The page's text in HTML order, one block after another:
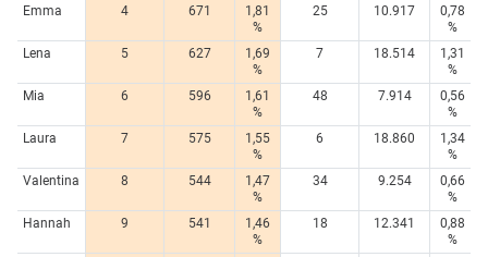
Emma
4 671
1,81
%
25 10.917
0,78
%
Lena
5 627
1,69
%
7 18.514
1,31
%
Mia
6 596
1,61
%
48 7.914
0,56
%
Laura
7 575
1,55
%
6 18.860
1,34
%
Valentina
8 544
1,47
%
34 9.254
0,66
%
Hannah
9 541
1,46
%
18 12.341
0,88
%